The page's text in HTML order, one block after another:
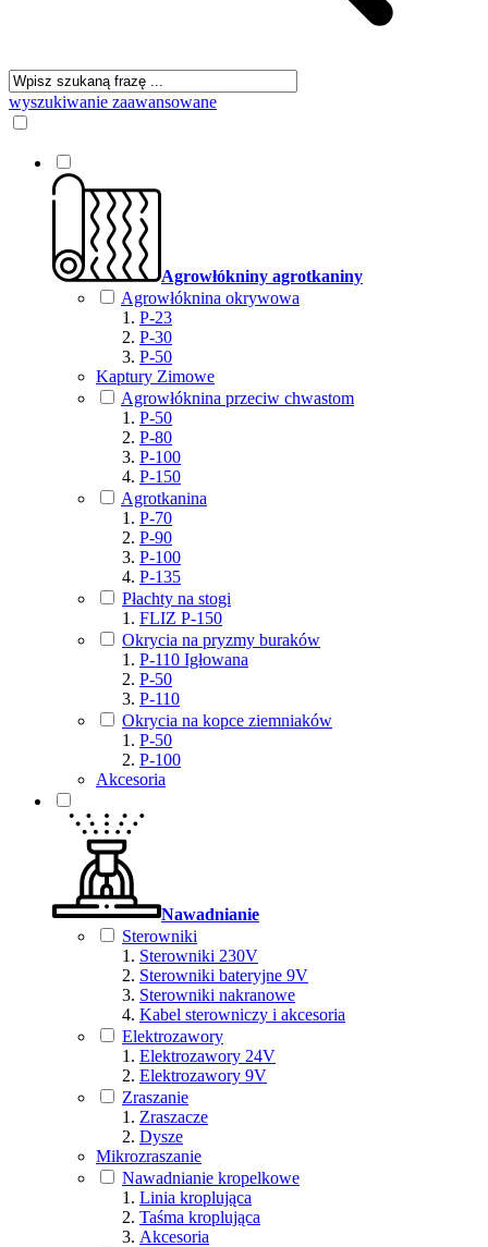
wyszukiwanie zaawansowane
Agrowłókniny agrotkaniny
Agrowłóknina okrywowa
P-23
P-30
P-50
Kaptury Zimowe
Agrowłóknina przeciw chwastom
P-50
P-80
P-100
P-150
Agrotkanina
P-70
P-90
P-100
P-135
Płachty na stogi
FLIZ P-150
Okrycia na pryzmy buraków
P-110 Igłowana
P-50
P-110
Okrycia na kopce ziemniaków
P-50
P-100
Akcesoria
Nawadnianie
Sterowniki
Sterowniki 230V
Sterowniki bateryjne 9V
Sterowniki nakranowe
Kabel sterowniczy i akcesoria
Elektrozawory
Elektrozawory 24V
Elektrozawory 9V
Zraszanie
Zraszacze
Dysze
Mikrozraszanie
Nawadnianie kropelkowe
Linia kroplująca
Taśma kroplująca
Akcesoria